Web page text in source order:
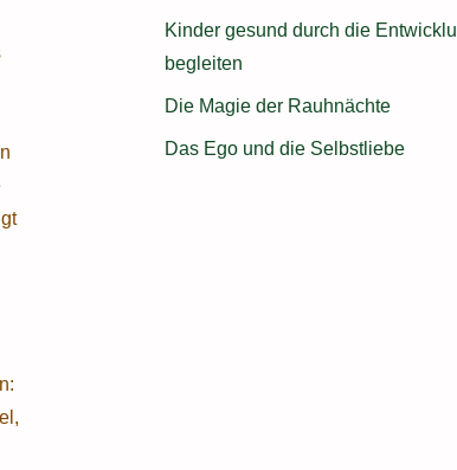
Kinder gesund durch die
begleiten
Die Magie der Rauhnächte
Das Ego und die Selbstliebe